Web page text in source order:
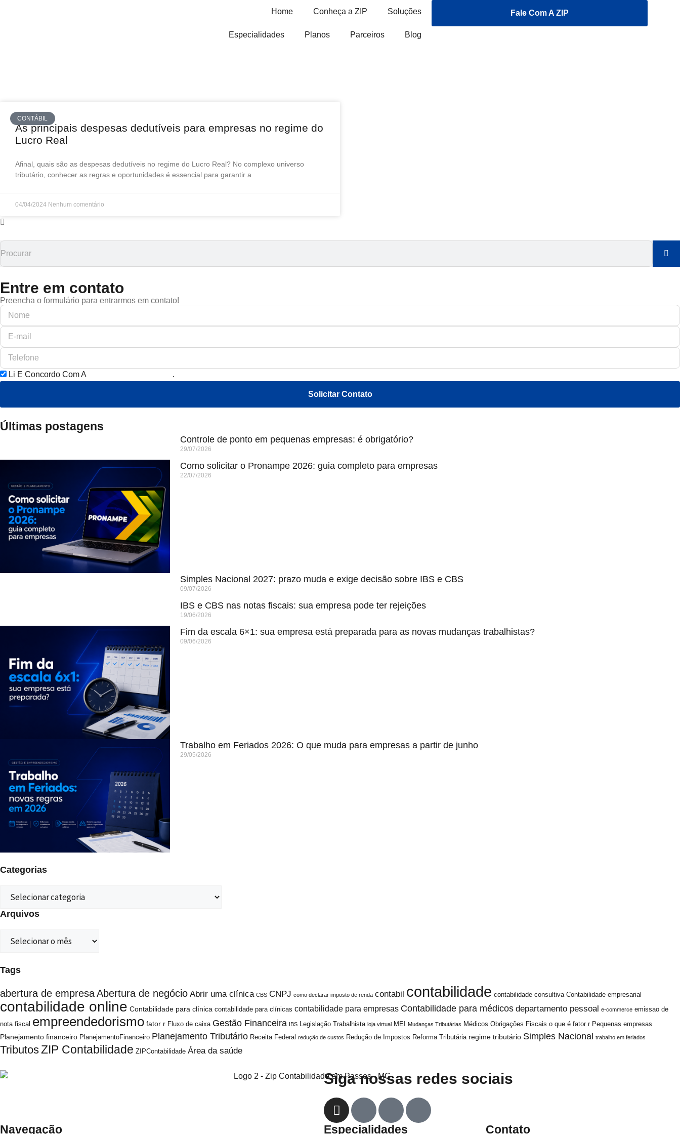
Home Conheça a ZIP Soluções
Especialidades Planos Parceiros Blog
Fale Com A ZIP
CONTÁBIL
As principais despesas dedutíveis para empresas no regime do
Lucro Real
Afinal, quais são as despesas dedutíveis no regime do Lucro Real? No complexo universo
tributário, conhecer as regras e oportunidades é essencial para garantir a
04/04/2024 Nenhum comentário
Entre em contato
Preencha o formulário para entrarmos em contato!
Li E Concordo Com A .
Solicitar Contato
Últimas postagens
Controle de ponto em pequenas empresas: é obrigatório?
29/07/2026
Como solicitar o Pronampe 2026: guia completo para empresas
22/07/2026
Simples Nacional 2027: prazo muda e exige decisão sobre IBS e CBS
09/07/2026
IBS e CBS nas notas fiscais: sua empresa pode ter rejeições
19/06/2026
Fim da escala 6×1: sua empresa está preparada para as novas mudanças trabalhistas?
09/06/2026
Trabalho em Feriados 2026: O que muda para empresas a partir de junho
29/05/2026
Categorias
Arquivos
Tags
abertura de empresaAbertura de negócio Abrir uma clínica CBS CNPJ como declarar imposto de renda contabil contabilidade contabilidade consultiva Contabilidade empresarial
contabilidade online Contabilidade para clínica contabilidade para clínicas contabilidade para empresas Contabilidade para médicos departamento pessoal e-commerce emissao de
nota fiscal empreendedorismo fator r Fluxo de caixa Gestão Financeira IBS Legislação Trabalhista loja virtual MEI Mudanças Tributárias Médicos Obrigações Fiscais o que é fator r Pequenas empresas
Planejamento financeiro PlanejamentoFinanceiro Planejamento Tributário Receita Federal redução de custos Redução de Impostos Reforma Tributária regime tributário Simples Nacional trabalho em feriados
TributosZIP Contabilidade ZIPContabilidade Área da saúde
Siga nossas redes sociais
Navegação Especialidades Contato